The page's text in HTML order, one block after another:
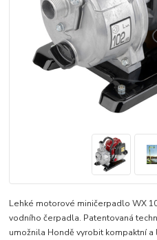
Lehké motorové miničerpadlo WX
vodního čerpadla. Patentovaná
umožnila Hondě vyrobit kompaktní